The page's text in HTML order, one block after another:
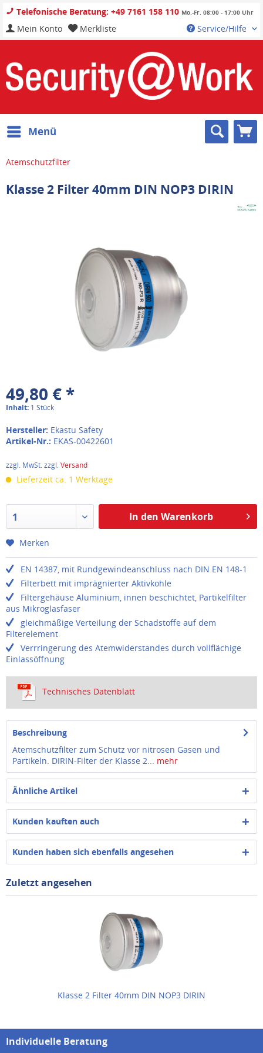
Telefonische Beratung: +49 7161 158 110 Mo.-Fr. 08:00 - 17:00 Uhr
Service/Hilfe
Mein Konto Merkliste
Menü
Atemschutzfilter
Klasse 2 Filter 40mm DIN NOP3 DIRIN
49,80 € *
Inhalt: 1 Stück
Hersteller: Ekastu Safety
Artikel-Nr.: EKAS-00422601
zzgl. MwSt. zzgl.Versand
Lieferzeit ca. 1 Werktage
1 In den Warenkorb
Merken
EN 14387, mit Rundgewindeanschluss nach DIN EN 148-1
Filterbett mit imprägnierter Aktivkohle
Filtergehäuse Aluminium, innen beschichtet, Partikelfilter
aus Mikroglasfaser
gleichmäßige Verteilung der Schadstoffe auf dem
Filterelement
Verrringerung des Atemwiderstandes durch vollflächige
Einlassöffnung
Technisches Datenblatt
Beschreibung
Atemschutzfilter zum Schutz vor nitrosen Gasen und
Partikeln. DIRIN-Filter der Klasse 2... mehr
Ähnliche Artikel
Kunden kauften auch
Kunden haben sich ebenfalls angesehen
Zuletzt angesehen
Klasse 2 Filter 40mm DIN NOP3 DIRIN
Individuelle Beratung